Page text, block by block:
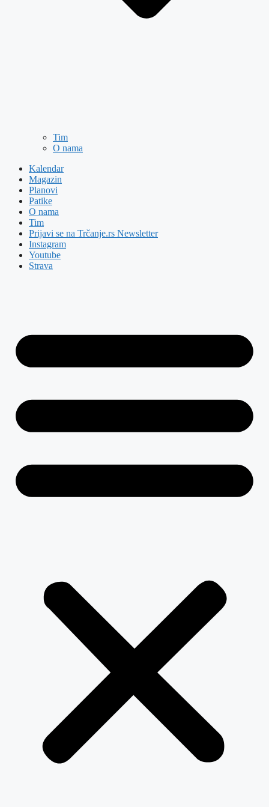
Tim
O nama
Kalendar
Magazin
Planovi
Patike
O nama
Tim
Prijavi se na Trčanje.rs Newsletter
Instagram
Youtube
Strava